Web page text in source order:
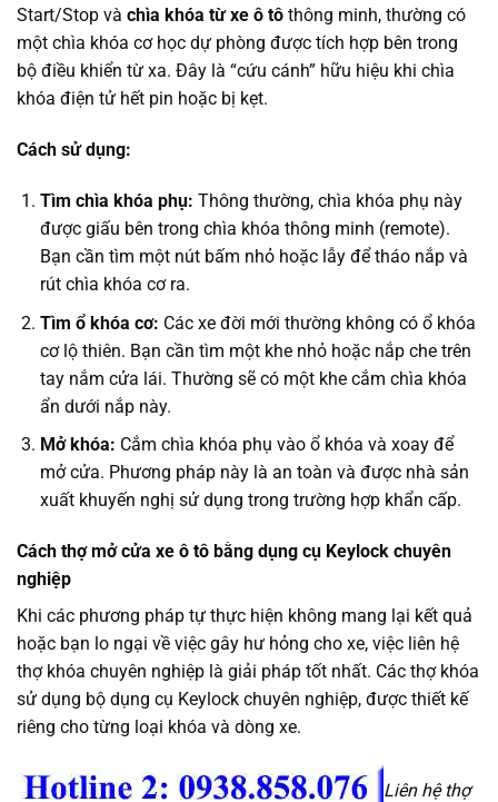
Start/Stop và chìa khóa từ xe ô tô thông minh, thường có
một chìa khóa cơ học dự phòng được tích hợp bên trong
bộ điều khiển từ xa. Đây là “cứu cánh” hữu hiệu khi chìa
khóa điện tử hết pin hoặc bị kẹt.
Cách sử dụng:
Tìm chìa khóa phụ: Thông thường, chìa khóa phụ này
được giấu bên trong chìa khóa thông minh (remote).
Bạn cần tìm một nút bấm nhỏ hoặc lẫy để tháo nắp và
rút chìa khóa cơ ra.
Tìm ổ khóa cơ: Các xe đời mới thường không có ổ khóa
cơ lộ thiên. Bạn cần tìm một khe nhỏ hoặc nắp che trên
tay nắm cửa lái. Thường sẽ có một khe cắm chìa khóa
ẩn dưới nắp này.
Mở khóa: Cắm chìa khóa phụ vào ổ khóa và xoay để
mở cửa. Phương pháp này là an toàn và được nhà sản
xuất khuyến nghị sử dụng trong trường hợp khẩn cấp.
Cách thợ mở cửa xe ô tô bằng dụng cụ Keylock chuyên
nghiệp
Khi các phương pháp tự thực hiện không mang lại kết quả
hoặc bạn lo ngại về việc gây hư hỏng cho xe, việc liên hệ
thợ khóa chuyên nghiệp là giải pháp tốt nhất. Các thợ khóa
sử dụng bộ dụng cụ Keylock chuyên nghiệp, được thiết kế
riêng cho từng loại khóa và dòng xe.
Liên hệ thợ